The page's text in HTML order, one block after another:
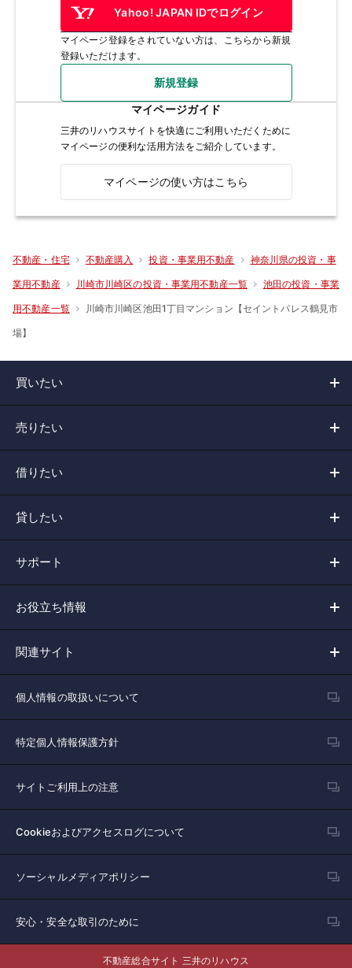
Yahoo! JAPAN IDでログイン
マイページ登録をされていない方は、こちらから新規
登録いただけます。
新規登録
マイページガイド
三井のリハウスサイトを快適にご利用いただくために
マイページの便利な活用方法をご紹介しています。
マイページの使い方はこちら
不動産・住宅 不動産購入 投資・事業用不動産 神奈川県の投資・事
業用不動産 川崎市川崎区の投資・事業用不動産一覧 池田の投資・事業
用不動産一覧 川崎市川崎区池田1丁目マンション【セイントパレス鶴見市
場】
買いたい
売りたい
借りたい
貸したい
サポート
お役立ち情報
関連サイト
個人情報の取扱いについて
特定個人情報保護方針
サイトご利用上の注意
Cookieおよびアクセスログについて
ソーシャルメディアポリシー
安心・安全な取引のために
不動産総合サイト 三井のリハウス